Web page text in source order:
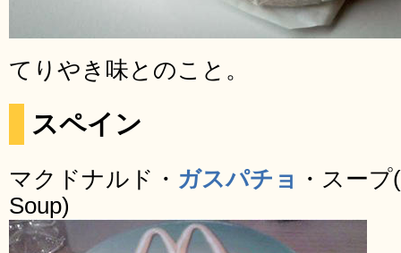
てりやき味とのこと。
スペイン
マクドナルド・ ガスパチョ
・スー
Soup)